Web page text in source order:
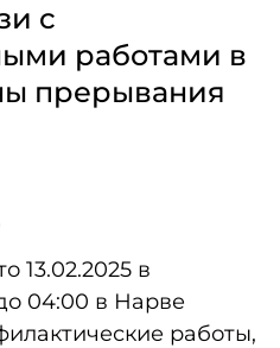
с
работами в
прерывания
13.02.2025 в
04:00 в Нарве
работы,